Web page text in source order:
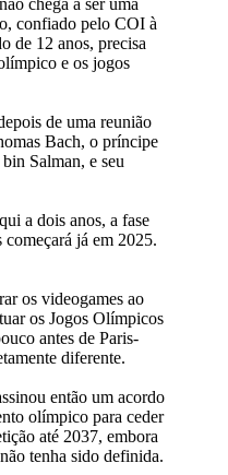
confiado pelo COI à
de 12 anos, precisa
e os jogos
de uma reunião
Bach, o príncipe
Salman, e seu
a dois anos, a fase
começará já em 2025.
os videogames ao
os Jogos Olímpicos
antes de Paris-
diferente.
então um acordo
olímpico para ceder
até 2037, embora
tenha sido definida.